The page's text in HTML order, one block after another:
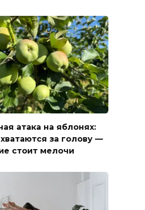
атака на яблонях:
за голову —
стоит мелочи